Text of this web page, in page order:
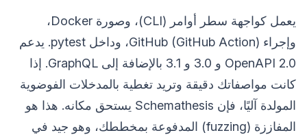
يعمل كواجهة سطر أوامر (CLI)، وصورة Docker،
وإجراء GitHub (GitHub Action)، وداخل pytest. يدعم
OpenAPI 2.0 و 3.0 و 3.1 بالإضافة إلى GraphQL. إذا
كانت مواصفاتك دقيقة وتريد تغطية بالمدخلات الفوضوية
المولدة آليًا، فإن Schemathesis يستحق مكانه. هذا هو
المفاززة (fuzzing) المدفوعة بمخططك، وهو جيد في